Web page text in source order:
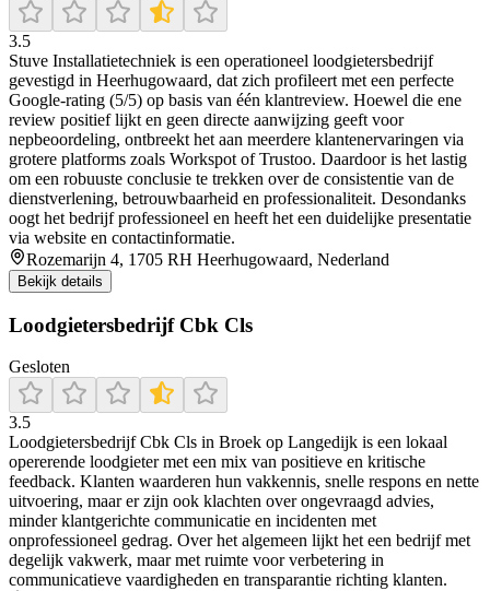
3.5
Stuve Installatietechniek is een operationeel loodgietersbedrijf
gevestigd in Heerhugowaard, dat zich profileert met een perfecte
Google-rating (5/5) op basis van één klantreview. Hoewel die ene
review positief lijkt en geen directe aanwijzing geeft voor
nepbeoordeling, ontbreekt het aan meerdere klantenervaringen via
grotere platforms zoals Workspot of Trustoo. Daardoor is het lastig
om een robuuste conclusie te trekken over de consistentie van de
dienstverlening, betrouwbaarheid en professionaliteit. Desondanks
oogt het bedrijf professioneel en heeft het een duidelijke presentatie
via website en contactinformatie.
Rozemarijn 4, 1705 RH Heerhugowaard, Nederland
Bekijk details
Loodgietersbedrijf Cbk Cls
Gesloten
3.5
Loodgietersbedrijf Cbk Cls in Broek op Langedijk is een lokaal
opererende loodgieter met een mix van positieve en kritische
feedback. Klanten waarderen hun vakkennis, snelle respons en nette
uitvoering, maar er zijn ook klachten over ongevraagd advies,
minder klantgerichte communicatie en incidenten met
onprofessioneel gedrag. Over het algemeen lijkt het een bedrijf met
degelijk vakwerk, maar met ruimte voor verbetering in
communicatieve vaardigheden en transparantie richting klanten.